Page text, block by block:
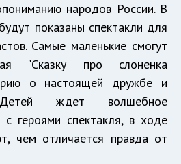
народов России. В
показаны спектакли для
Самые маленькие смогут
"Сказку про слоненка
о настоящей дружбе и
Детей ждет волшебное
с героями спектакля, в ходе
чем отличается правда от